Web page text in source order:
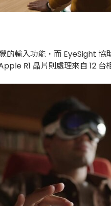
輸入功能，而 EyeSight
R1 晶片則處理來自 12